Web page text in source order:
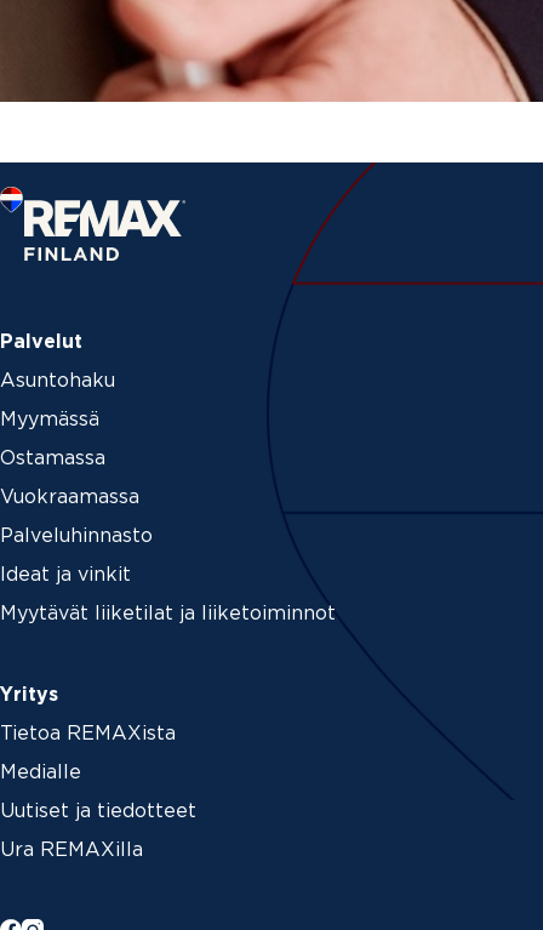
Palvelut
Asuntohaku
Myymässä
Ostamassa
Vuokraamassa
Palveluhinnasto
Ideat ja vinkit
Myytävät liiketilat ja liiketoiminnot
Yritys
Tietoa REMAXista
Medialle
Uutiset ja tiedotteet
Ura REMAXilla